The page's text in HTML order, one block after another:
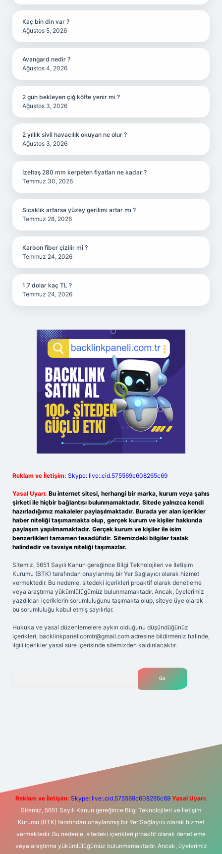
Kaç bin din var ?
Ağustos 5, 2026
Avangard nedir ?
Ağustos 4, 2026
2 gün bekleyen çiğ köfte yenir mi ?
Ağustos 3, 2026
2 yıllık sivil havacılık okuyan ne olur ?
Ağustos 3, 2026
İzeltaş 280 mm kerpeten fiyatları ne kadar ?
Temmuz 30, 2026
Sıcaklık artarsa yüzey gerilimi artar mı ?
Temmuz 28, 2026
Karbon fiber çizilir mi ?
Temmuz 24, 2026
1.7 dolar kaç TL ?
Temmuz 24, 2026
Reklam ve İletişim: Skype: live:.cid.575569c608265c69
Yasal Uyarı: Bu internet sitesi, herhangi bir marka, kurum veya şahıs
şirketi ile hiçbir bağlantısı bulunmamaktadır. Sitede yalnızca kendi
hazırladığımız makaleler paylaşılmaktadır. Burada yer alan içerikler
haber niteliği taşımamakta olup, gerçek kurum ve kişiler hakkında
paylaşım yapılmamaktadır. Gerçek kurum ve kişiler ile isim
benzerlikleri tamamen tesadüfidir. Sitemizdeki bilgiler taslak
halindedir ve tavsiye niteliği taşımazlar.
Sitemiz, 5651 Sayılı Kanun gereğince Bilgi Teknolojileri ve İletişim
Kurumu (BTK) tarafından onaylanmış bir Yer Sağlayıcı olarak hizmet
vermektedir. Bu nedenle, sitedeki içerikleri proaktif olarak denetleme
veya araştırma yükümlülüğümüz bulunmamaktadır. Ancak, üyelerimiz
yazdıkları içeriklerin sorumluluğunu taşımakta olup, siteye üye olarak
bu sorumluluğu kabul etmiş sayılırlar.
Hukuka ve yasal düzenlemelere aykırı olduğunu düşündüğünüz
içerikleri, backlinkpanelicomtr@gmail.com adresine bildirmeniz halinde,
ilgili içerikler yasal süre içerisinde sitemizden kaldırılacaktır.
m elexbet
Reklam ve İletişim: Skype: live:.cid.575569c608265c69 Yasal Uyarı:
Sitemiz, 5651 Sayılı Kanun gereğince Bilgi Teknolojileri ve İletişim
Kurumu (BTK) tarafından onaylanmış bir Yer Sağlayıcı olarak hizmet
vermektedir. Bu nedenle, sitedeki içerikleri proaktif olarak denetleme
veya araştırma yükümlülüğümüz bulunmamaktadır. Ancak, üyelerimiz